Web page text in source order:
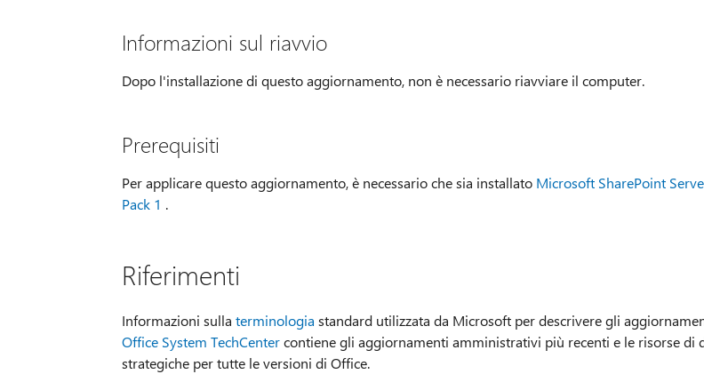
Informazioni sul riavvio
Dopo l'installazione di questo aggiornamento, non è necessario riavviare il computer.
Prerequisiti
Per applicare questo aggiornamento, è necessario che sia installato Microsoft SharePoint
Pack 1 .
Riferimenti
Informazioni sulla terminologia standard utilizzata da Microsoft per descrivere gli
Office System TechCentercontiene gli aggiornamenti amministrativi più recenti e le risorse di
strategiche per tutte le versioni di Office.